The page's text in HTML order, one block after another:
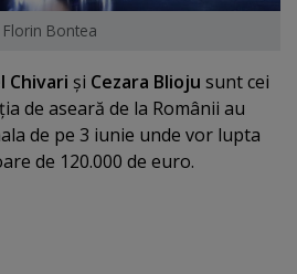
Florin Bontea
Chivari şi Cezara Blioju sunt cei
de aseară de la Românii au
de pe 3 iunie unde vor lupta
de 120.000 de euro.